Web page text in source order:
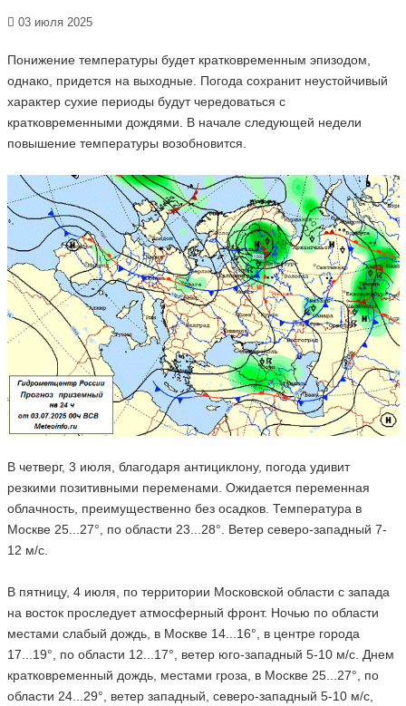
03 июля 2025
Понижение температуры будет кратковременным эпизодом,
однако, придется на выходные. Погода сохранит неустойчивый
характер сухие периоды будут чередоваться с
кратковременными дождями. В начале следующей недели
повышение температуры возобновится.
В четверг, 3 июля, благодаря антициклону, погода удивит
резкими позитивными переменами. Ожидается переменная
облачность, преимущественно без осадков. Температура в
Москве 25...27°, по области 23...28°. Ветер северо-западный 7-
12 м/с.
В пятницу, 4 июля, по территории Московской области с запада
на восток проследует атмосферный фронт. Ночью по области
местами слабый дождь, в Москве 14...16°, в центре города
17...19°, по области 12...17°, ветер юго-западный 5-10 м/с. Днем
кратковременный дождь, местами гроза, в Москве 25...27°, по
области 24...29°, ветер западный, северо-западный 5-10 м/с,